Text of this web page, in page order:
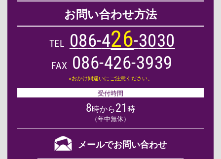
お問い合わせ方法
TEL 086-426-3030
FAX 086-426-3939
※おかけ間違いにご注意ください。
受付時間
8時から21 時
（年中無休）
メールでお問い合わせ